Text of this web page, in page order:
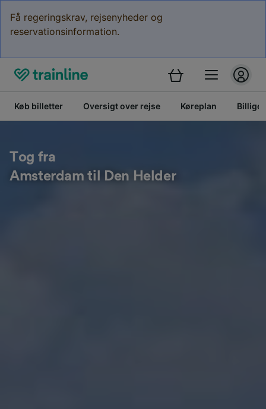
Få regeringskrav, rejsenyheder og
reservationsinformation.
Køb billetter Oversigt over rejse Køreplan Billige
Tog fra
Amsterdam til Den Helder